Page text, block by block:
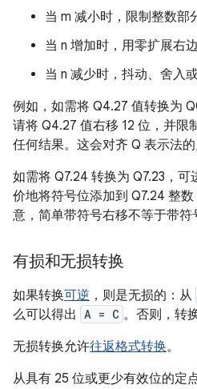
当 m 减小时，限制整数部
当 n 增加时，用零扩展右
当 n 减少时，抖动、舍入
例如，如需将 Q4.27 值转换为
请将 Q4.27 值右移 12 位，并限
任何结果。这会对齐 Q 表示法的
如需将 Q7.24 转换为 Q7.23，
价地将符号位添加到 Q7.24 整
意，简单带符号右移不等于带符
有损和无损转换
如果转换可逆 ，则是无损的：从
么可以得出 A = C 。否则，转
无损转换允许往返格式转换。
从具有 25 位或更少有效位的定